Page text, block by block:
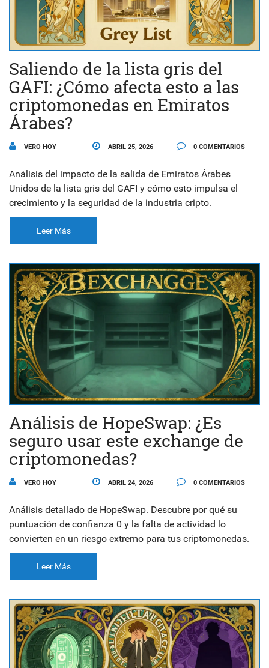
Saliendo de la lista gris del
GAFI: ¿Cómo afecta esto a las
criptomonedas en Emiratos
Árabes?
VERO HOY ABRIL 25, 2026 0 COMENTARIOS
Análisis del impacto de la salida de Emiratos Árabes
Unidos de la lista gris del GAFI y cómo esto impulsa el
crecimiento y la seguridad de la industria cripto.
Leer Más
Análisis de HopeSwap: ¿Es
seguro usar este exchange de
criptomonedas?
VERO HOY ABRIL 24, 2026 0 COMENTARIOS
Análisis detallado de HopeSwap. Descubre por qué su
puntuación de confianza 0 y la falta de actividad lo
convierten en un riesgo extremo para tus criptomonedas.
Leer Más